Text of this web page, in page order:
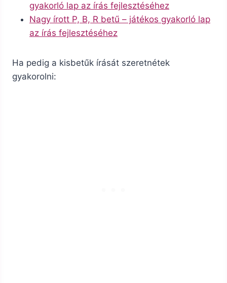
gyakorló lap az írás fejlesztéséhez
Nagy írott P, B, R betű – játékos gyakorló lap
az írás fejlesztéséhez
Ha pedig a kisbetűk írását szeretnétek
gyakorolni: